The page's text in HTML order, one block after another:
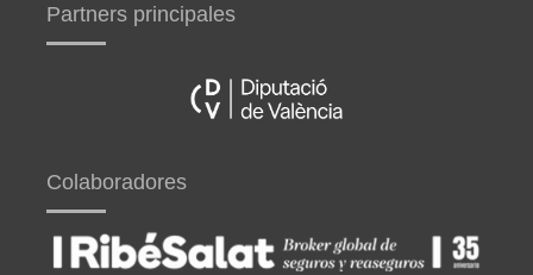
Partners principales
Colaboradores